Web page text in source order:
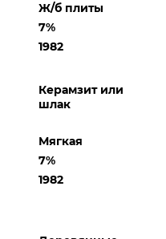
Ж/б плиты
7%
1982
Керамзит или
шлак
Мягкая
7%
1982